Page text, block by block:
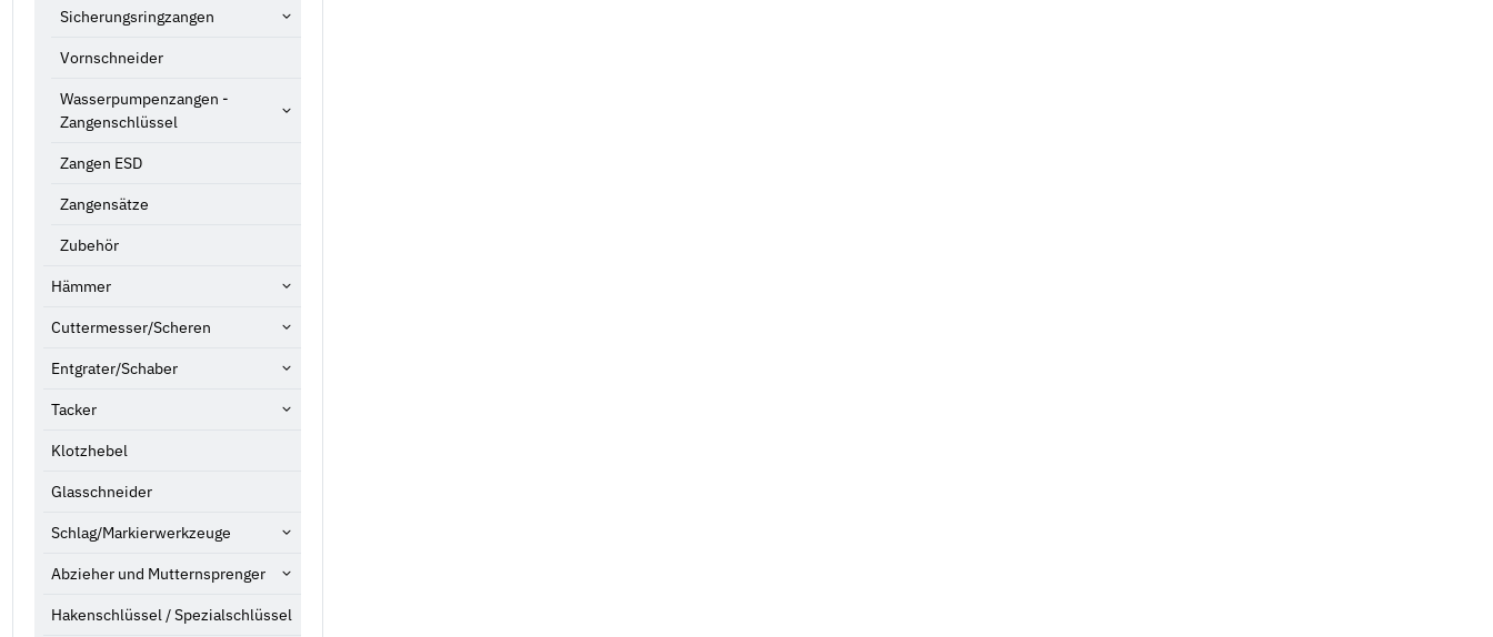
Sicherungsringzangen
Vornschneider
Wasserpumpenzangen -
Zangenschlüssel
Zangen ESD
Zangensätze
Zubehör
Hämmer
Cuttermesser/Scheren
Entgrater/Schaber
Tacker
Klotzhebel
Glasschneider
Schlag/Markierwerkzeuge
Abzieher und Mutternsprenger
Hakenschlüssel / Spezialschlüssel